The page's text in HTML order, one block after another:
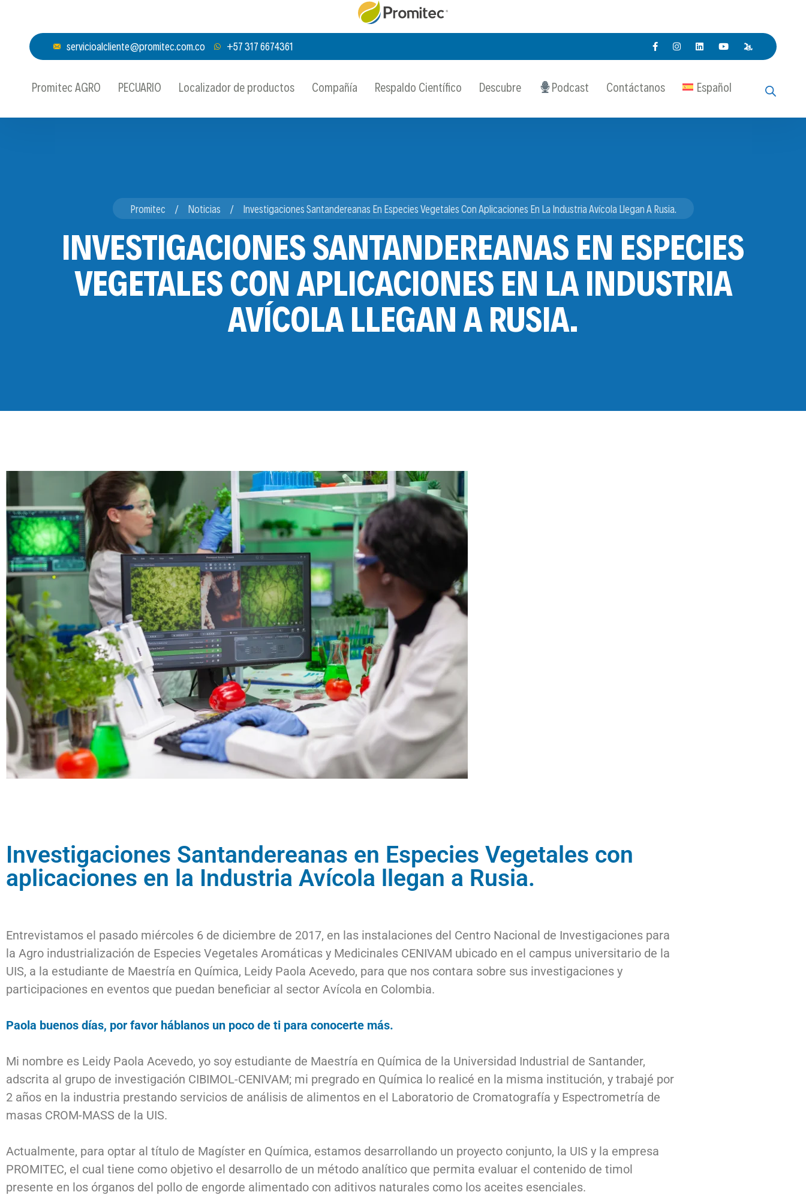
servicioalcliente@promitec.com.co +57 317 6674361
Promitec AGRO PECUARIO Localizador de productos Compañía Respaldo Científico Descubre Podcast Contáctanos Español
Promitec Noticias Investigaciones Santandereanas En Especies Vegetales Con Aplicaciones En La Industria Avícola Llegan A Rusia.
INVESTIGACIONES SANTANDEREANAS EN ESPECIES
VEGETALES CON APLICACIONES EN LA INDUSTRIA
AVÍCOLA LLEGAN A RUSIA.
Investigaciones Santandereanas en Especies Vegetales con
aplicaciones en la Industria Avícola llegan a Rusia.
Entrevistamos el pasado miércoles 6 de diciembre de 2017, en las instalaciones del Centro Nacional de Investigaciones para
la Agro industrialización de Especies Vegetales Aromáticas y Medicinales CENIVAM ubicado en el campus universitario de la
UIS, a la estudiante de Maestría en Química, Leidy Paola Acevedo, para que nos contara sobre sus investigaciones y
participaciones en eventos que puedan beneficiar al sector Avícola en Colombia.
Paola buenos días, por favor háblanos un poco de ti para conocerte más.
Mi nombre es Leidy Paola Acevedo, yo soy estudiante de Maestría en Química de la Universidad Industrial de Santander,
adscrita al grupo de investigación CIBIMOL-CENIVAM; mi pregrado en Química lo realicé en la misma institución, y trabajé por
2 años en la industria prestando servicios de análisis de alimentos en el Laboratorio de Cromatografía y Espectrometría de
masas CROM-MASS de la UIS.
Actualmente, para optar al título de Magíster en Química, estamos desarrollando un proyecto conjunto, la UIS y la empresa
PROMITEC, el cual tiene como objetivo el desarrollo de un método analítico que permita evaluar el contenido de timol
presente en los órganos del pollo de engorde alimentado con aditivos naturales como los aceites esenciales.